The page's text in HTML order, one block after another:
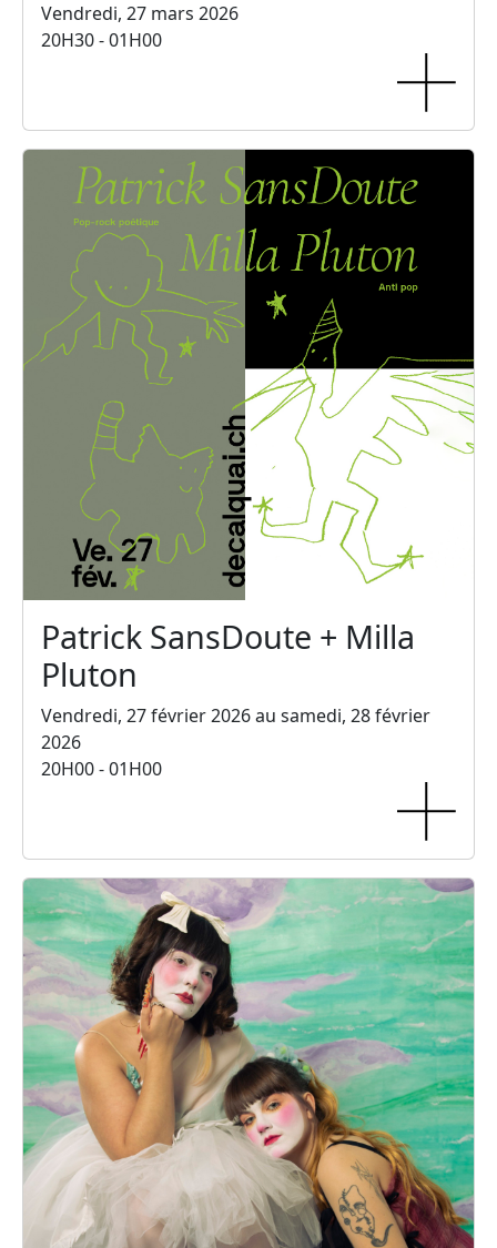
Vendredi, 27 mars 2026
20H30 - 01H00
Patrick SansDoute + Milla
Pluton
Vendredi, 27 février 2026 au samedi, 28 février
2026
20H00 - 01H00